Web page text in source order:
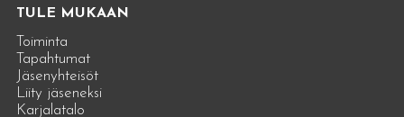
TULE MUKAAN
Toiminta
Tapahtumat
Jäsenyhteisöt
Liity jäseneksi
Karjalatalo